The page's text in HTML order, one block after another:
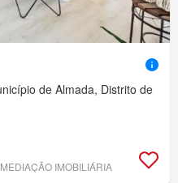
de Almada, Distrito de
IMOBILIÁRIA